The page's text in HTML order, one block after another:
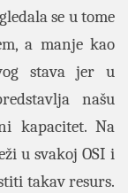
se u tome
a manje kao
stava jer u
našu
kapacitet. Na
u svakoj OSI i
takav resurs.